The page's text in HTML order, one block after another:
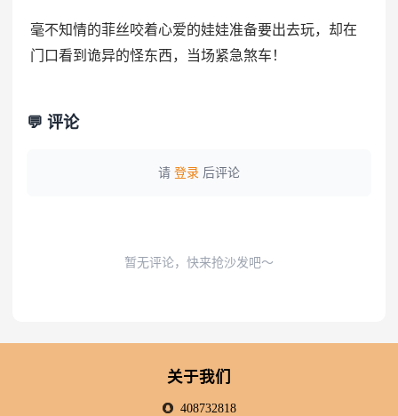
毫不知情的菲丝咬着心爱的娃娃准备要出去玩，却在
门口看到诡异的怪东西，当场紧急煞车！
💬 评论
请 登录 后评论
暂无评论，快来抢沙发吧～
关于我们
408732818